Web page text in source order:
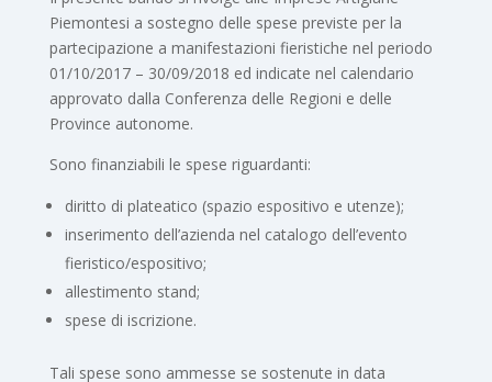
Piemontesi a sostegno delle spese previste per la
partecipazione a manifestazioni fieristiche nel periodo
01/10/2017 – 30/09/2018 ed indicate nel calendario
approvato dalla Conferenza delle Regioni e delle
Province autonome.
Sono finanziabili le spese riguardanti:
diritto di plateatico (spazio espositivo e utenze);
inserimento dell’azienda nel catalogo dell’evento
fieristico/espositivo;
allestimento stand;
spese di iscrizione.
Tali spese sono ammesse se sostenute in data